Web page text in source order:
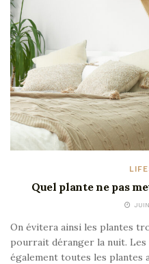
Quel plante ne pas
On évitera ainsi les plantes
pourrait déranger la nuit. Les
également toutes les plantes